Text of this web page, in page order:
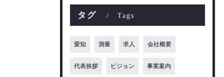
タグ Tags
愛知 測量 求人 会社概要
代表挨拶 ビジョン 事業案内